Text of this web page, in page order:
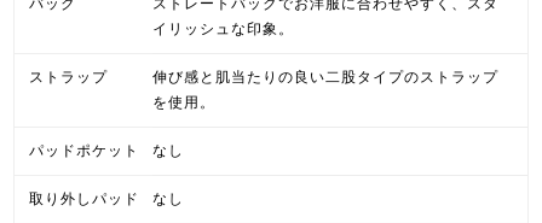
バック
ストレートバックでお洋服に合わせやすく、スタ
イリッシュな印象。
ストラップ
伸び感と肌当たりの良い二股タイプのストラップ
を使用。
パッドポケット なし
取り外しパッド なし